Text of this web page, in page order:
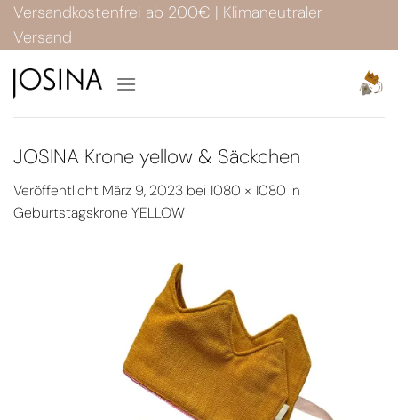
Zum
Inhalt
springen
Versandkostenfrei ab 200€ | Klimaneutraler
Versand
JOSINA Krone yellow & Säckchen
Veröffentlicht März 9, 2023 bei 1080 × 1080 in
Geburtstagskrone YELLOW